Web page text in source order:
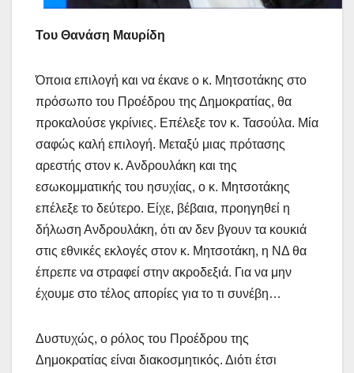
Του Θανάση Μαυρίδη
Όποια επιλογή και να έκανε ο κ. Μητσοτάκης στο
πρόσωπο του Προέδρου της Δημοκρατίας, θα
προκαλούσε γκρίνιες. Επέλεξε τον κ. Τασούλα. Μία
σαφώς καλή επιλογή. Μεταξύ μιας πρότασης
αρεστής στον κ. Ανδρουλάκη και της
εσωκομματικής του ησυχίας, ο κ. Μητσοτάκης
επέλεξε το δεύτερο. Είχε, βέβαια, προηγηθεί η
δήλωση Ανδρουλάκη, ότι αν δεν βγουν τα κουκιά
στις εθνικές εκλογές στον κ. Μητσοτάκη, η ΝΔ θα
έπρεπε να στραφεί στην ακροδεξιά. Για να μην
έχουμε στο τέλος απορίες για το τι συνέβη…
Δυστυχώς, ο ρόλος του Προέδρου της
Δημοκρατίας είναι διακοσμητικός. Διότι έτσι